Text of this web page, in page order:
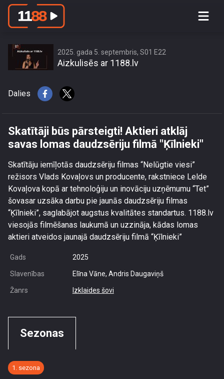
Skatītāji būs pārsteigti! Aktieri atklāj
2025. gada 5. septembris, S01 E22
Aizkulisēs ar 1188.lv
Dalies
Skatītāji būs pārsteigti! Aktieri atklāj
savas lomas daudzsēriju filmā "Ķīlnieki"
Skatītāju iemīļotās daudzsēriju filmas “Nelūgtie viesi”
režisors Vlads Kovaļovs un producente, rakstniece Lelde
Kovaļova kopā ar tehnoloģiju un inovāciju uzņēmumu “Tet”
šovasar uzsāka darbu pie jaunās daudzsēriju filmas
“Ķīlnieki”, saglabājot augstus kvalitātes standartus. 1188.lv
viesojās filmēšanas laukumā un uzzināja, kādas lomas
aktieri atveidos jaunajā daudzsēriju filmā “Ķīlnieki”
Gads 2025
Slavenības Elīna Vāne, Andris Daugaviņš
Žanrs Izklaides šovi
Sezonas
1. sezona